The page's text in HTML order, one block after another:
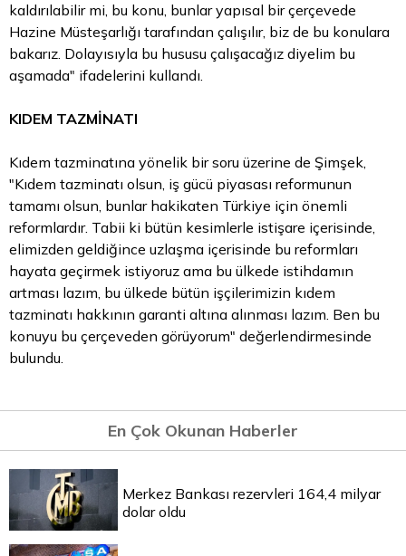
kaldırılabilir mi, bu konu, bunlar yapısal bir çerçevede
Hazine Müsteşarlığı tarafından çalışılır, biz de bu konulara
bakarız. Dolayısıyla bu hususu çalışacağız diyelim bu
aşamada" ifadelerini kullandı.
KIDEM TAZMİNATI
Kıdem tazminatına yönelik bir soru üzerine de Şimşek,
"Kıdem tazminatı olsun, iş gücü piyasası reformunun
tamamı olsun, bunlar hakikaten Türkiye için önemli
reformlardır. Tabii ki bütün kesimlerle istişare içerisinde,
elimizden geldiğince uzlaşma içerisinde bu reformları
hayata geçirmek istiyoruz ama bu ülkede istihdamın
artması lazım, bu ülkede bütün işçilerimizin kıdem
tazminatı hakkının garanti altına alınması lazım. Ben bu
konuyu bu çerçeveden görüyorum" değerlendirmesinde
bulundu.
En Çok Okunan Haberler
Merkez Bankası rezervleri 164,4 milyar
dolar oldu